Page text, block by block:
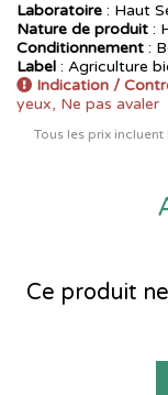
Laboratoire : Haut
Nature de produit :
Conditionnement :
Label : Agriculture
Indication /
yeux, Ne pas avaler
Tous les prix
Ce produit